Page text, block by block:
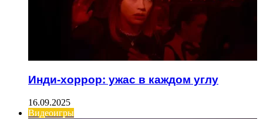
Инди-хоррор: ужас в каждом углу
16.09.2025
Видеоигры